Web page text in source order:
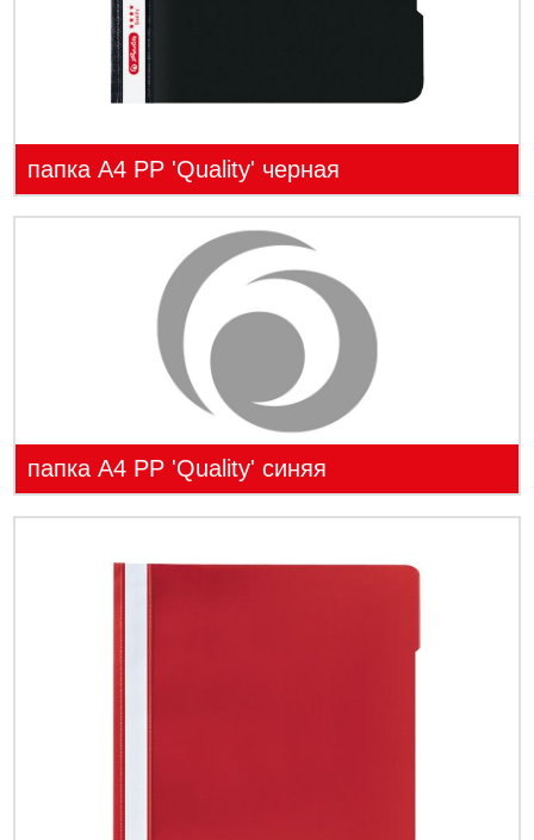
папка А4 PP 'Quality' черная
папка А4 PP 'Quality' синяя